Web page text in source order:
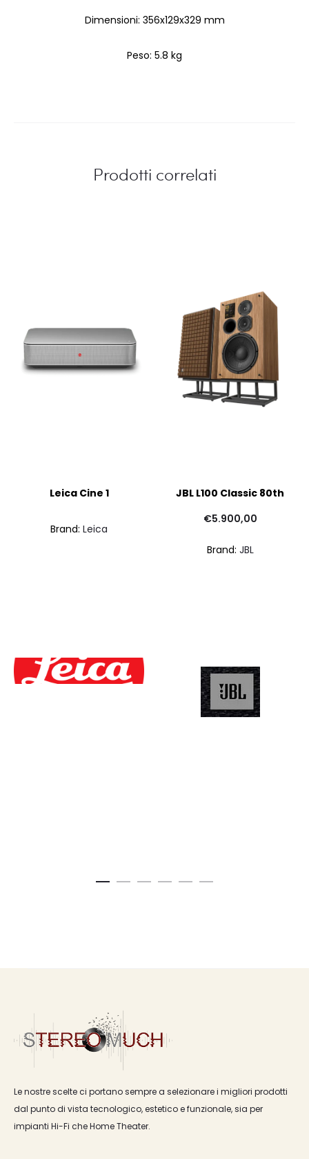
Dimensioni: 356x129x329 mm
Peso: 5.8 kg
Prodotti correlati
Leica Cine 1
Brand: Leica
JBL L100 Classic 80th
€5.900,00
Brand: JBL
Le nostre scelte ci portano sempre a selezionare i migliori prodotti
dal punto di vista tecnologico, estetico e funzionale, sia per
impianti Hi-Fi che Home Theater.